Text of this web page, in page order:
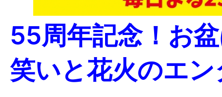
55周年記念！お
笑いと花火のエ